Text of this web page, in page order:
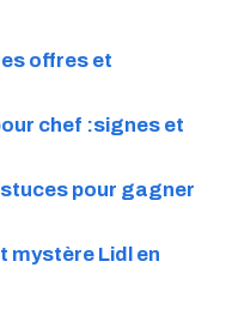
offres et
chef :signes et
pour gagner
mystère Lidl en